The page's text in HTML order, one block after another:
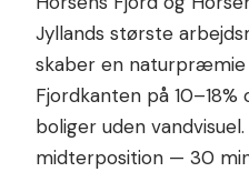
Jyllands største
skaber en naturpræmie
Fjordkanten på
boliger uden
midterposition — 30